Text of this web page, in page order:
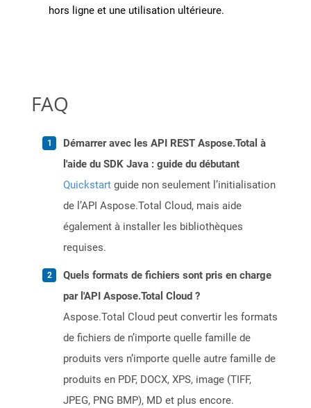
hors ligne et une utilisation ultérieure.
FAQ
Démarrer avec les API REST Aspose.Total à
l'aide du SDK Java : guide du débutant
Quickstart guide non seulement l’initialisation
de l’API Aspose.Total Cloud, mais aide
également à installer les bibliothèques
requises.
Quels formats de fichiers sont pris en charge
par l'API Aspose.Total Cloud ?
Aspose.Total Cloud peut convertir les formats
de fichiers de n’importe quelle famille de
produits vers n’importe quelle autre famille de
produits en PDF, DOCX, XPS, image (TIFF,
JPEG, PNG BMP), MD et plus encore.